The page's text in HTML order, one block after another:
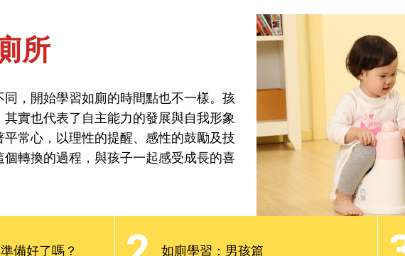
最新觀點 Podcast
力培養
所
，開始學習如廁的時間點也不一樣。孩
實也代表了自主能力的發展與自我形象
常心，以理性的提醒、感性的鼓勵及技
轉換的過程，與孩子一起感受成長的喜
備好了嗎？ 如廁學習：男孩篇
所
實也代表了自主能力的發展與自我形象
平常心，以理性的提醒、感性的鼓勵及技